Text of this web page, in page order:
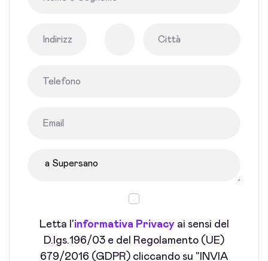
Letta l'informativa Privacyai sensi del
D.lgs.196/03 e del Regolamento (UE)
679/2016 (GDPR) cliccando su "INVIA